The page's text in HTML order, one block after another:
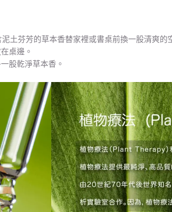
土芬芳的草本香替家裡或書桌前換一股清爽的
桌邊。
股乾淨草本香。